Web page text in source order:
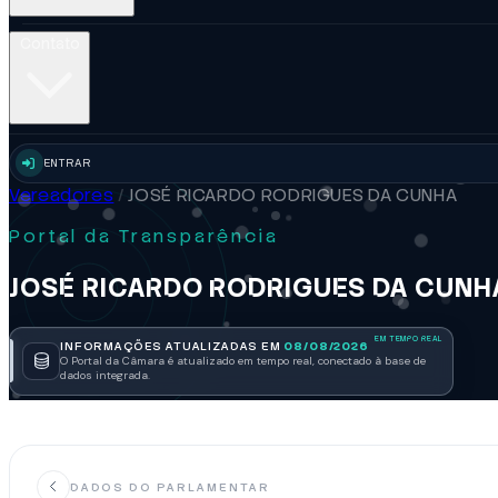
ENTRAR
Vereadores / JOSÉ RICARDO RODRIGUES DA CUNHA
Portal da Transparência
JOSÉ RICARDO RODRIGUES DA
INFORMAÇÕES ATUALIZADAS EM 08/08/2026
O Portal da Câmara é atualizado em tempo real, conectado à base de
dados integrada.
DADOS DO PARLAMENTAR